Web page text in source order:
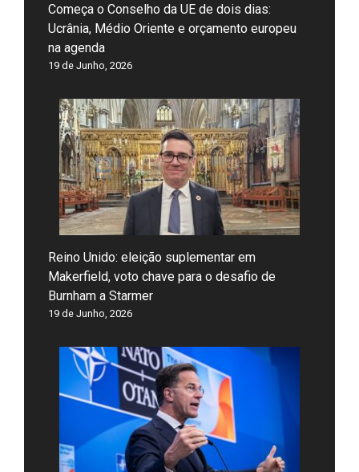
Começa o Conselho da UE de dois dias:
Ucrânia, Médio Oriente e orçamento europeu
na agenda
19 de Junho, 2026
Reino Unido: eleição suplementar em
Makerfield, voto chave para o desafio de
Burnham a Starmer
19 de Junho, 2026